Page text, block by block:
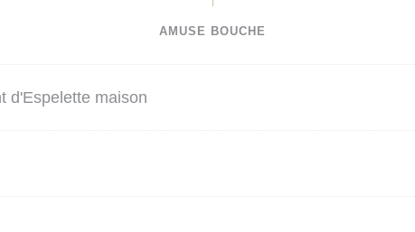
AMUSE BOUCHE
d'Espelette maison